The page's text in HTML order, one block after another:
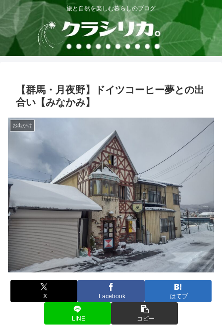
旅と自然を楽しむ暮らしのブログ
【群馬・月夜野】ドイツコーヒー夢との出
合い【みなかみ】
お出かけ
X Facebook はてブ
LINE コピー